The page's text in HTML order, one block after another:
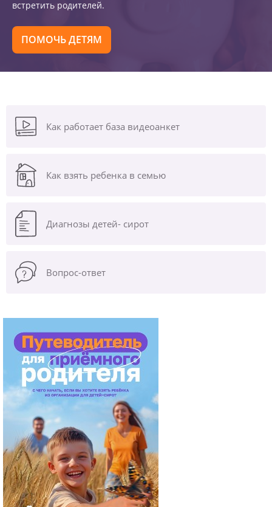
встретить родителей.
ПОМОЧЬ ДЕТЯМ
Как работает база видеоанкет
Как взять ребенка в семью
Диагнозы детей- сирот
Вопрос-ответ